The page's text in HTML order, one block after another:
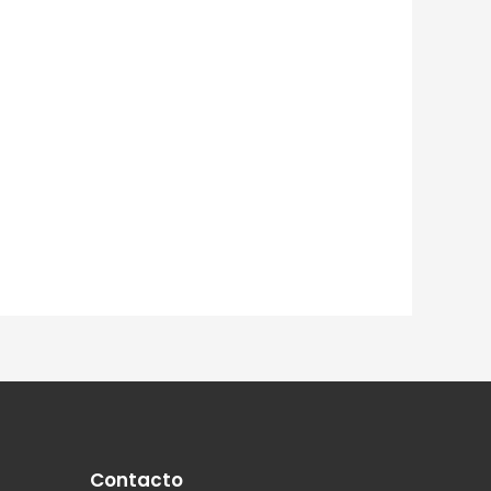
Contacto